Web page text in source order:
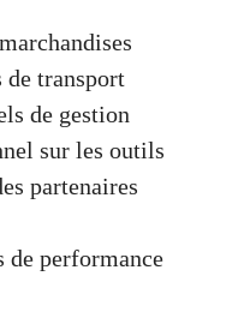
de transport
de gestion
sur les outils
partenaires
de performance